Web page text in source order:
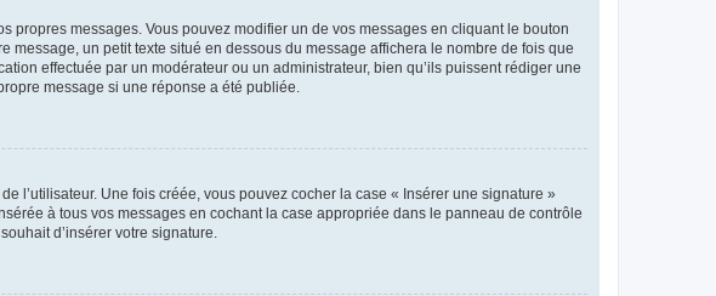
messages. Vous pouvez modifier un de vos messages en cliquant le bouton
un petit texte situé en dessous du message affichera le nombre de fois que
effectuée par un modérateur ou un administrateur, bien qu’ils puissent rédiger une
message si une réponse a été publiée.
l’utilisateur. Une fois créée, vous pouvez cocher la case « Insérer une signature »
à tous vos messages en cochant la case appropriée dans le panneau de contrôle
d’insérer votre signature.